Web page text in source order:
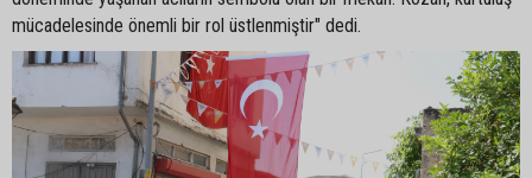
mücadelesinde önemli bir rol üstlenmiştir" dedi.